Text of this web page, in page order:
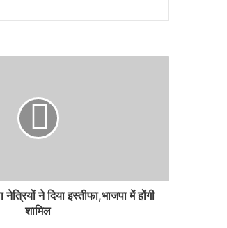
ने दिया इस्तीफा,भाजपा में होंगी
शामिल